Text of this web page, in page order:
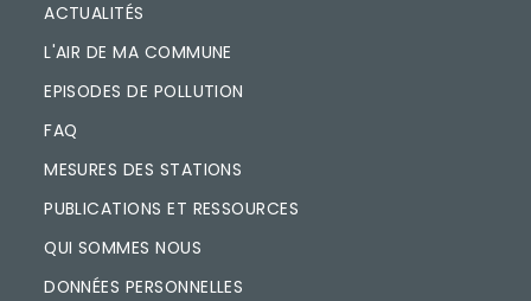
ACTUALITÉS
L'AIR DE MA COMMUNE
EPISODES DE POLLUTION
FAQ
MESURES DES STATIONS
PUBLICATIONS ET RESSOURCES
QUI SOMMES NOUS
DONNÉES PERSONNELLES